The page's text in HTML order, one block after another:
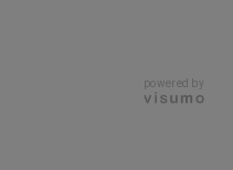
powered by